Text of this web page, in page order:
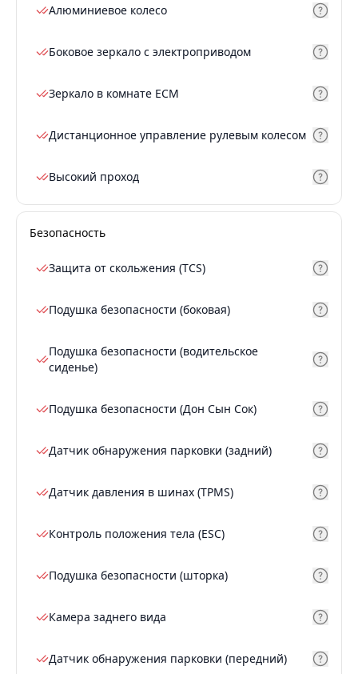
Алюминиевое колесо
Боковое зеркало с электроприводом
Зеркало в комнате ECM
Дистанционное управление рулевым колесом
Высокий проход
Безопасность
Защита от скольжения (TCS)
Подушка безопасности (боковая)
Подушка безопасности (водительское
сиденье)
Подушка безопасности (Дон Сын Сок)
Датчик обнаружения парковки (задний)
Датчик давления в шинах (TPMS)
Контроль положения тела (ESC)
Подушка безопасности (шторка)
Камера заднего вида
Датчик обнаружения парковки (передний)